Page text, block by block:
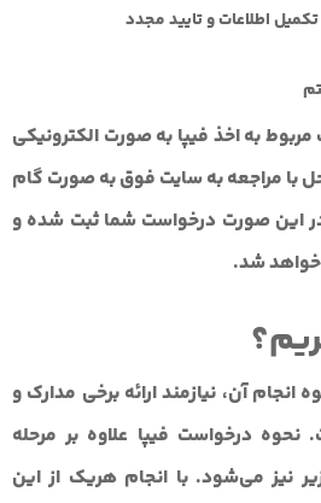
اطلاعات و تایید مجدد
به اخذ فیپا به صورت الکترونیکی
با مراجعه به سایت فوق به صورت گام
این صورت درخواست شما ثبت شده و
خواهد شد.
انجام آن، نیازمند ارائه برخی مدارک و
نحوه درخواست فیپا علاوه بر مرحله
نیز می‌شود. با انجام هریک از این